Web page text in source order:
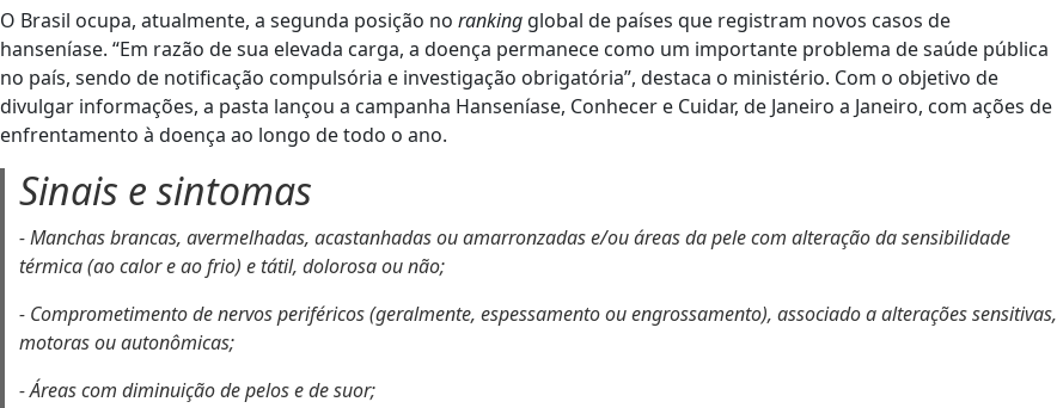
O Brasil ocupa, atualmente, a segunda posição no ranking global de países que registram novos casos de
hanseníase. “Em razão de sua elevada carga, a doença permanece como um importante problema de saúde pública
no país, sendo de notificação compulsória e investigação obrigatória”, destaca o ministério. Com o objetivo de
divulgar informações, a pasta lançou a campanha Hanseníase, Conhecer e Cuidar, de Janeiro a Janeiro, com ações de
enfrentamento à doença ao longo de todo o ano.
Sinais e sintomas
- Manchas brancas, avermelhadas, acastanhadas ou amarronzadas e/ou áreas da pele com alteração da sensibilidade
térmica (ao calor e ao frio) e tátil, dolorosa ou não;
- Comprometimento de nervos periféricos (geralmente, espessamento ou engrossamento), associado a alterações sensitivas,
motoras ou autonômicas;
- Áreas com diminuição de pelos e de suor;